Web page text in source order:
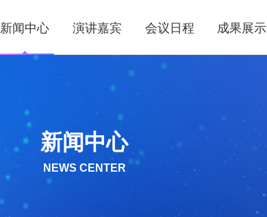
新闻中心 演讲嘉宾 会议日程 成果展示
新闻中心
NEWS CENTER